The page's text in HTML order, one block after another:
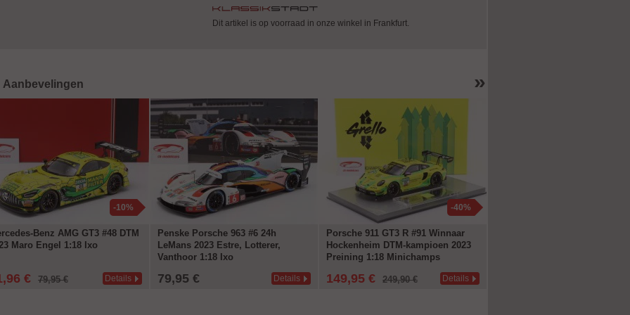
Dit artikel is op voorraad in onze winkel in Frankfurt.
»
Aanbevelingen
-10%
Benz AMG GT3 #48 DTM
Maro Engel 1:18 Ixo
€ 79,95 € Details
Penske Porsche 963 #6 24h
LeMans 2023 Estre, Lotterer,
Vanthoor 1:18 Ixo
79,95 € Details
-40%
Porsche 911 GT3 R #91 Winnaar
Hockenheim DTM-kampioen 2023
Preining 1:18 Minichamps
149,95 € 249,90 € Details